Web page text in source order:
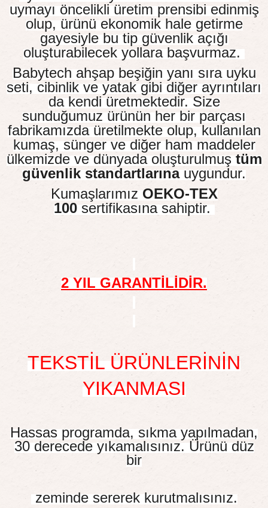
uymayı öncelikli üretim prensibi edinmiş
olup, ürünü ekonomik hale getirme
gayesiyle bu tip güvenlik açığı
oluşturabilecek yollara başvurmaz.
Babytech ahşap beşiğin yanı sıra uyku
seti, cibinlik ve yatak gibi diğer ayrıntıları
da kendi üretmektedir. Size
sunduğumuz ürünün her bir parçası
fabrikamızda üretilmekte olup, kullanılan
kumaş, sünger ve diğer ham maddeler
ülkemizde ve dünyada oluşturulmuş tüm
güvenlik standartlarına uygundur.
Kumaşlarımız OEKO-TEX
100sertifikasına sahiptir.
2 YIL GARANTİLİDİR.
TEKSTİL ÜRÜNLERİNİN
YIKANMASI
Hassas programda, sıkma yapılmadan,
30 derecede yıkamalısınız. Ürünü düz
bir
zeminde sererek kurutmalısınız.